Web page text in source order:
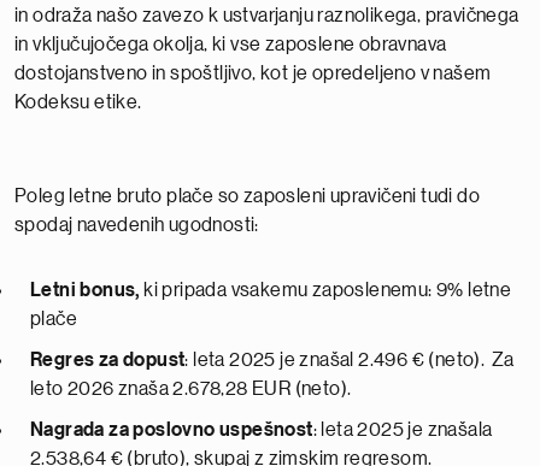
in odraža našo zavezo k ustvarjanju raznolikega, pravičnega
in vključujočega okolja, ki vse zaposlene obravnava
dostojanstveno in spoštljivo, kot je opredeljeno v našem
Kodeksu etike.
Poleg letne bruto plače so zaposleni upravičeni tudi do
spodaj navedenih ugodnosti:
Letni bonus, ki pripada vsakemu zaposlenemu: 9% letne
plače
Regres za dopust: leta 2025 je znašal 2.496 € (neto). Za
leto 2026 znaša 2.678,28 EUR (neto).
Nagrada za poslovno uspešnost: leta 2025 je znašala
2.538,64 € (bruto), skupaj z zimskim regresom.